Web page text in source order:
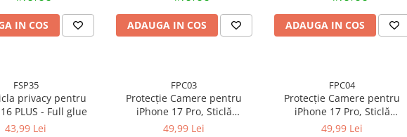
IN COS ADAUGA IN COS ADAUGA IN COS
FSP35
privacy pentru
PLUS - Full glue
43,99 Lei
FPC03
Protecție Camere pentru
iPhone 17 Pro, Sticlă
Securizată Full Cover cu Ramă
49,99 Lei
FPC04
Protecție Camere pentru
iPhone 17 Pro, Sticlă
Securizată Full Cover cu Ramă
49,99 Lei